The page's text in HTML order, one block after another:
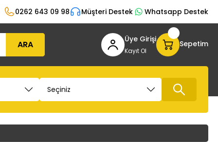
0262 643 09 98 Müşteri Destek Whatsapp Destek
ARA Üye Girişi
Kayıt Ol
Sepetim